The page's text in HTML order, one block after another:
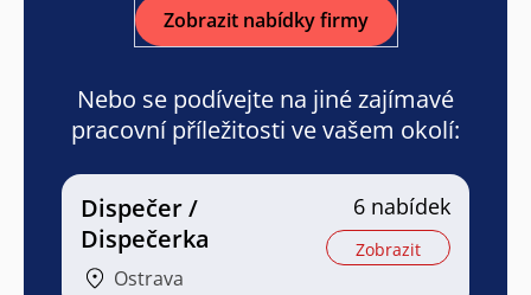
Zobrazit nabídky firmy
Nebo se podívejte na jiné zajímavé
pracovní příležitosti ve vašem okolí:
Dispečer /
Dispečerka
Ostrava
6 nabídek
Zobrazit